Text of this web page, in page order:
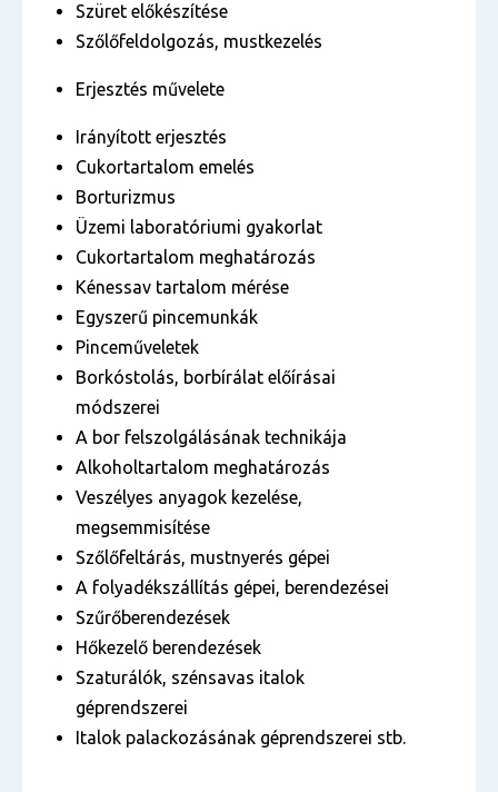
Szüret előkészítése
Szőlőfeldolgozás, mustkezelés
Erjesztés művelete
Irányított erjesztés
Cukortartalom emelés
Borturizmus
Üzemi laboratóriumi gyakorlat
Cukortartalom meghatározás
Kénessav tartalom mérése
Egyszerű pincemunkák
Pinceműveletek
Borkóstolás, borbírálat előírásai
módszerei
A bor felszolgálásának technikája
Alkoholtartalom meghatározás
Veszélyes anyagok kezelése,
megsemmisítése
Szőlőfeltárás, mustnyerés gépei
A folyadékszállítás gépei, berendezései
Szűrőberendezések
Hőkezelő berendezések
Szaturálók, szénsavas italok
géprendszerei
Italok palackozásának géprendszerei stb.